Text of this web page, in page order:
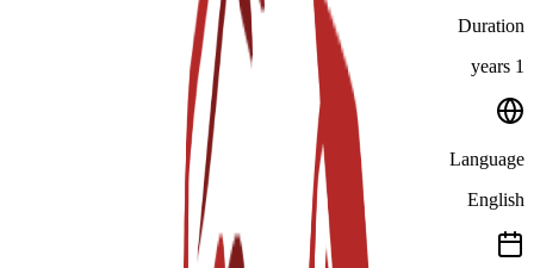
Duration
1 years
Language
English